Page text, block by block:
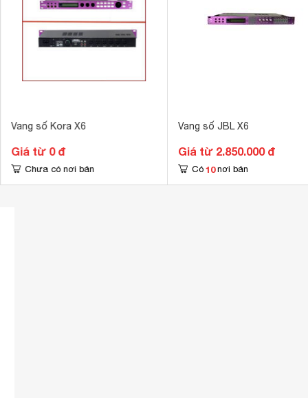
Vang số Kora X6
Giá từ 0 đ
Chưa có nơi bán
Vang số JBL X6
Giá từ 2.850.000 đ
Có 10 nơi bán